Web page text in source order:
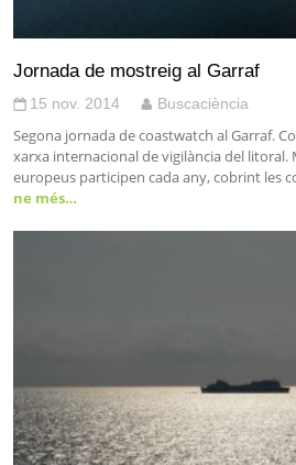
Jornada de mostreig al Garraf
15 nov. 2014 Buscaciència
Segona jornada de coastwatch al Garraf.
xarxa internacional de vigilància del
europeus participen cada any, cobrint les
ne més…